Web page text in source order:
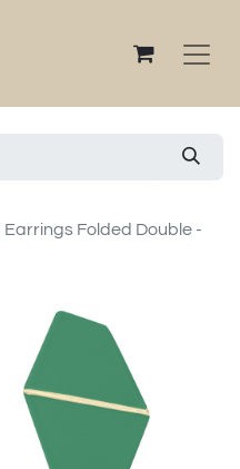
Folded Double -